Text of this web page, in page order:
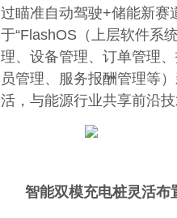
过瞄准自动驾驶+储能新赛
于“FlashOS（上层软件系
理、设备管理、订单管理
员管理、服务报酬管理等
活，与能源行业共享前沿
智能双模充电桩灵活布